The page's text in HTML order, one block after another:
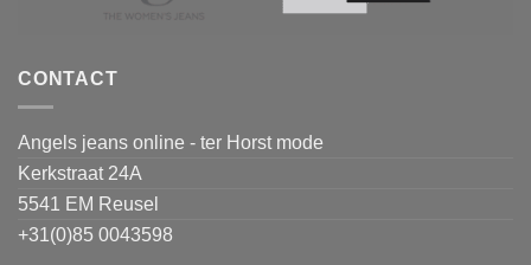
CONTACT
Angels jeans online - ter Horst mode
Kerkstraat 24A
5541 EM Reusel
+31(0)85 0043598